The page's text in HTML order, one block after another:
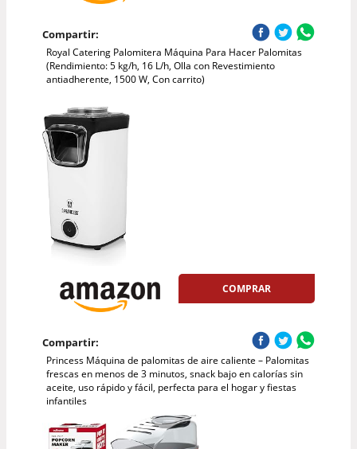
Compartir:
Royal Catering Palomitera Máquina Para Hacer Palomitas
(Rendimiento: 5 kg/h, 16 L/h, Olla con Revestimiento
antiadherente, 1500 W, Con carrito)
COMPRAR
Compartir:
Princess Máquina de palomitas de aire caliente – Palomitas
frescas en menos de 3 minutos, snack bajo en calorías sin
aceite, uso rápido y fácil, perfecta para el hogar y fiestas
infantiles